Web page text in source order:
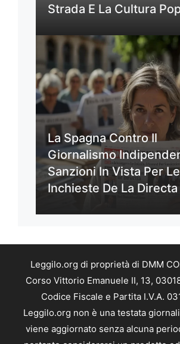
Strada E La Cultura
La Spagna Contro Il
Giornalismo
Sanzioni In Vista Per Le
Inchieste De La Directa
Leggilo.org di proprietà di DMM
Corso Vittorio Emanuele II, 13,
Codice Fiscale e Partita I.V.A.
Leggilo.org non è una testata
viene aggiornato senza alcuna